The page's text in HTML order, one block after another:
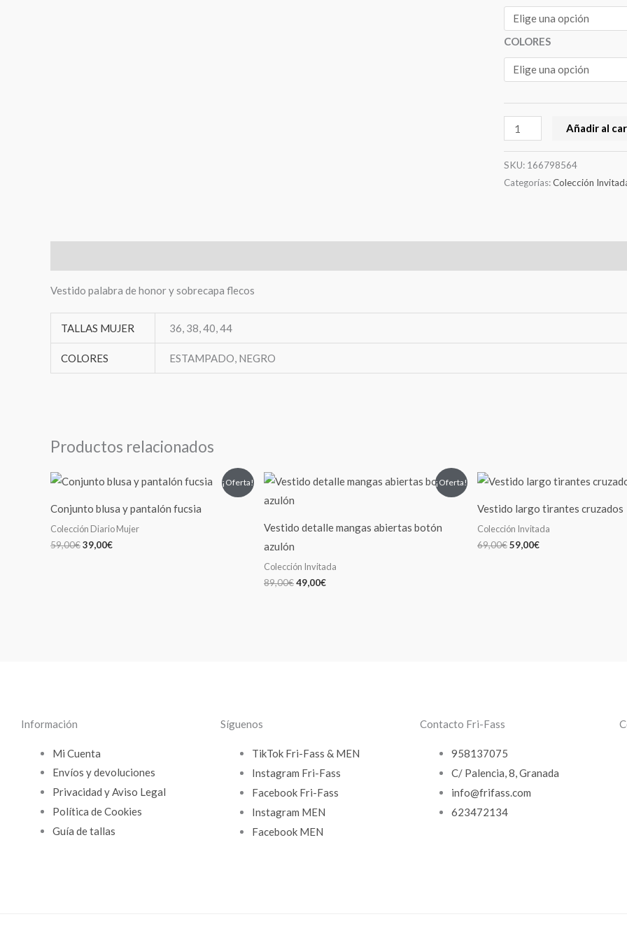
COLORES
Añadir al
SKU: 166798564
Categorías:Colección
Vestido palabra de honor y sobrecapa flecos
TALLAS MUJER 36, 38, 40, 44
COLORES ESTAMPADO, NEGRO
Productos relacionados
¡Oferta!
Conjunto blusa y pantalón fucsia
Colección Diario Mujer
59,00€
El
precio
era:
59,00€.
39,00€
El
precio
es:
39,00€.
¡Oferta!
Vestido detalle mangas abiertas botón
azulón
Colección Invitada
89,00€
El
precio
89,00€.
49,00€
El
precio
49,00€.
Vestido largo tirantes cruzados
Colección Invitada
69,00€
El
precio
era:
69,00€.
59,00€
precio
es:
59,00€.
Información
Mi Cuenta
Envíos y devoluciones
Privacidad y Aviso Legal
Política de Cookies
Guía de tallas
Síguenos
TikTok Fri-Fass & MEN
Instagram Fri-Fass
Facebook Fri-Fass
Instagram MEN
Facebook MEN
Contacto Fri-Fass
958137075
C/ Palencia, 8, Granada
info@frifass.com
623472134